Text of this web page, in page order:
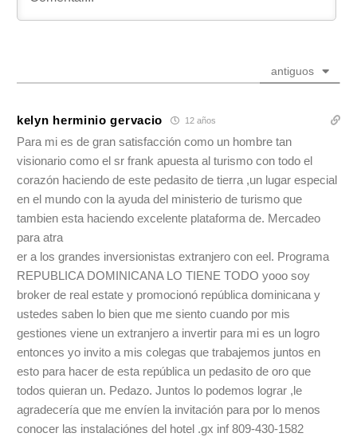
antiguos
kelyn herminio gervacio 12 años
Para mi es de gran satisfacción como un hombre tan
visionario como el sr frank apuesta al turismo con todo el
corazón haciendo de este pedasito de tierra ,un lugar especial
en el mundo con la ayuda del ministerio de turismo que
tambien esta haciendo excelente plataforma de. Mercadeo
para atra
er a los grandes inversionistas extranjero con eel. Programa
REPUBLICA DOMINICANA LO TIENE TODO yooo soy
broker de real estate y promocionó república dominicana y
ustedes saben lo bien que me siento cuando por mis
gestiones viene un extranjero a invertir para mi es un logro
entonces yo invito a mis colegas que trabajemos juntos en
esto para hacer de esta república un pedasito de oro que
todos quieran un. Pedazo. Juntos lo podemos lograr ,le
agradecería que me envíen la invitación para por lo menos
conocer las instalaciónes del hotel .gx inf 809-430-1582